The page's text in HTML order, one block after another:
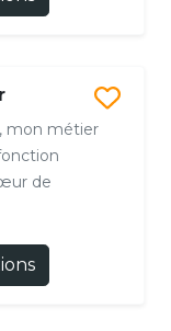
mon métier
de